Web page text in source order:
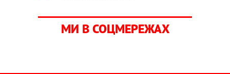
МИ В СОЦМЕРЕЖАХ